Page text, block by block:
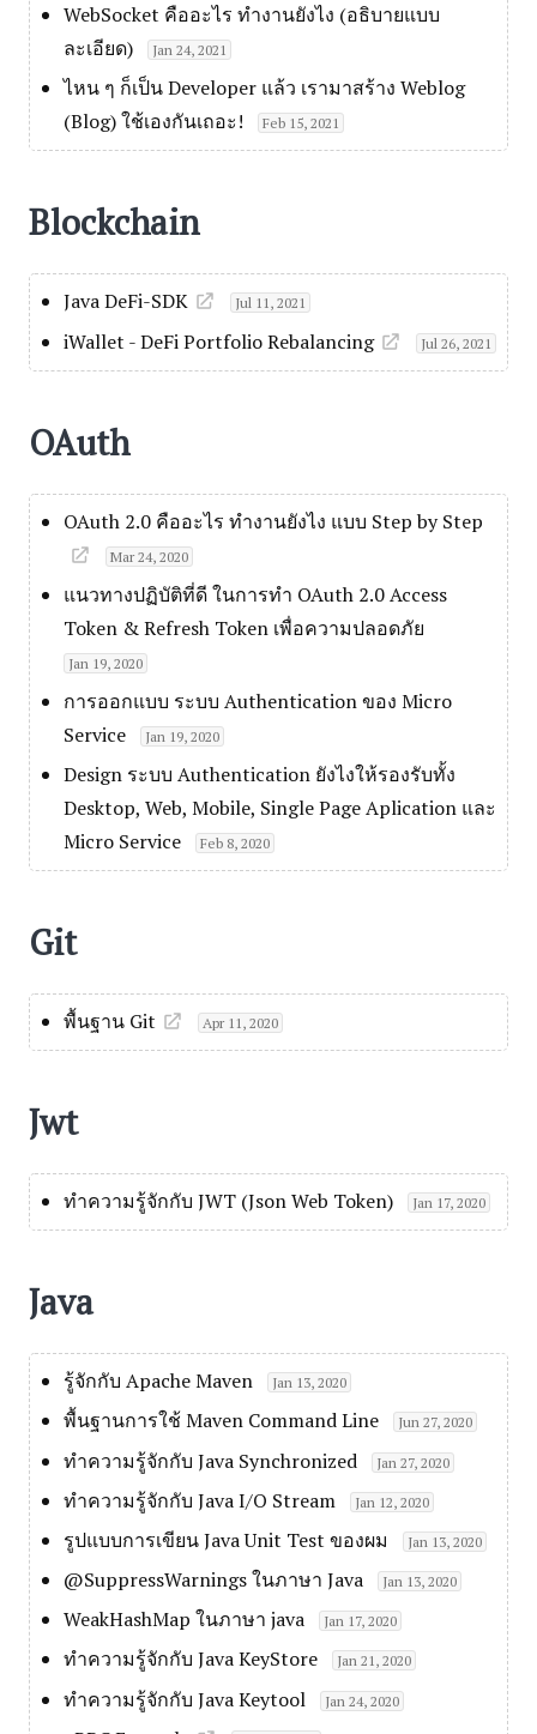
WebSocket คืออะไร ทำงานยังไง (อธิบายแบบ
ละเอียด)
Jan 24, 2021
ไหน ๆ ก็เป็น Developer แล้ว เรามาสร้าง Weblog
(Blog) ใช้เองกันเถอะ!
Feb 15, 2021
Blockchain
Java DeFi-SDK Jul 11, 2021
iWallet - DeFi Portfolio Rebalancing Jul 26, 2021
OAuth
OAuth 2.0 คืออะไร ทำงานยังไง แบบ Step by Step
Mar 24, 2020
แนวทางปฏิบัติที่ดี ในการทำ OAuth 2.0 Access
Token & Refresh Token เพื่อความปลอดภัย
Jan 19, 2020
การออกแบบ ระบบ Authentication ของ Micro
Service
Jan 19, 2020
Design ระบบ Authentication ยังไงให้รองรับทั้ง
Desktop, Web, Mobile, Single Page Aplication และ
Micro Service
Feb 8, 2020
Git
พื้นฐาน Git Apr 11, 2020
Jwt
ทำความรู้จักกับ JWT (Json Web Token) Jan 17, 2020
Java
รู้จักกับ Apache Maven Jan 13, 2020
พื้นฐานการใช้ Maven Command Line Jun 27, 2020
ทำความรู้จักกับ Java Synchronized Jan 27, 2020
ทำความรู้จักกับ Java I/O Stream Jan 12, 2020
รูปแบบการเขียน Java Unit Test ของผม Jan 13, 2020
@SuppressWarnings ในภาษา Java Jan 13, 2020
WeakHashMap ในภาษา java Jan 17, 2020
ทำความรู้จักกับ Java KeyStore Jan 21, 2020
ทำความรู้จักกับ Java Keytool Jan 24, 2020